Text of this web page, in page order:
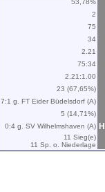
2
75
34
2.21
75:34
2.21:1.00
23 (67,65%)
7:1 g. FT Eider Büdelsdorf (A)
5 (14,71%)
0:4 g. SV Wilhelmshaven (A)
11 Sieg(e)
11 Sp. o. Niederlage